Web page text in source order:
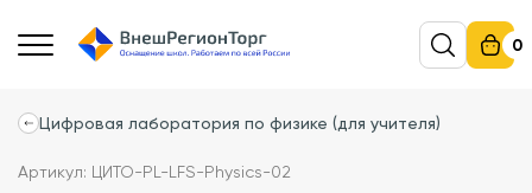
0
Цифровая лаборатория по физике (для учителя)
Артикул: ЦИТО-PL-LFS-Physics-02